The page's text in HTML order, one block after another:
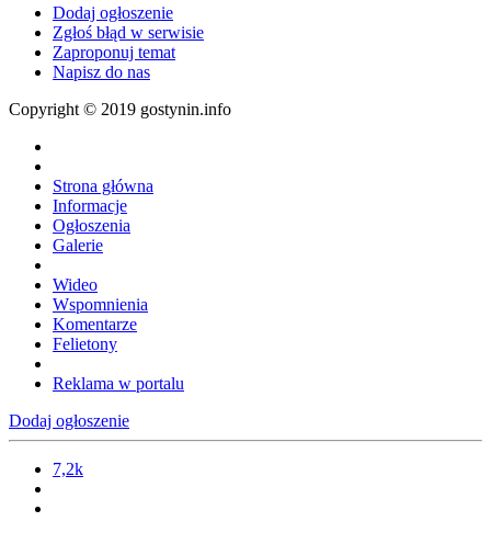
Dodaj ogłoszenie
Zgłoś błąd w serwisie
Zaproponuj temat
Napisz do nas
Copyright © 2019 gostynin.info
Strona główna
Informacje
Ogłoszenia
Galerie
Wideo
Wspomnienia
Komentarze
Felietony
Reklama w portalu
Dodaj ogłoszenie
7,2k